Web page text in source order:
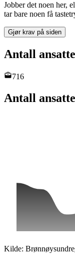
Jobber det noen her,
tar bare noen få
Gjør krav på siden
Antall ansatte
716
Antall
Kilde: